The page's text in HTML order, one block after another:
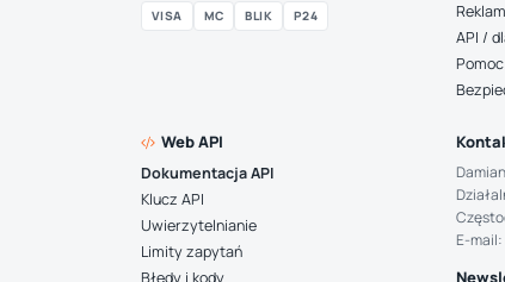
VISA MC BLIK P24
API /
Web API
Dokumentacja API
Klucz API
Uwierzytelnianie
Limity zapytań
Błędy i kody
E-mail: